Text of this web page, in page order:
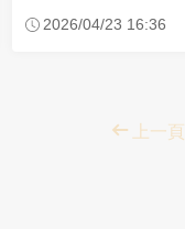
2026/04/23 16:36
上一頁